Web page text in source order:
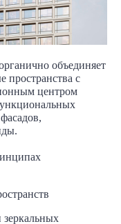
объединяет
пространства с
центром
зеркальных